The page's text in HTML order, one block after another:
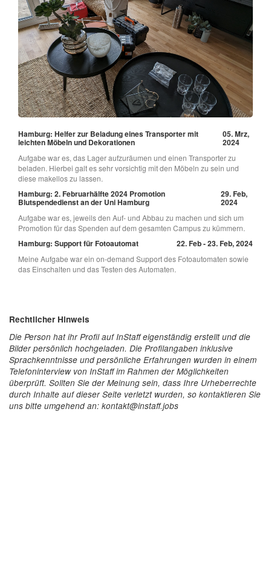
Hamburg: Helfer zur Beladung eines Transporter mit
leichten Möbeln und Dekorationen
05. Mrz,
2024
Aufgabe war es, das Lager aufzuräumen und einen Transporter zu
beladen. Hierbei galt es sehr vorsichtig mit den Möbeln zu sein und
diese makellos zu lassen.
Hamburg: 2. Februarhälfte 2024 Promotion
Blutspendedienst an der Uni Hamburg
29. Feb,
2024
Aufgabe war es, jeweils den Auf- und Abbau zu machen und sich um
Promotion für das Spenden auf dem gesamten Campus zu kümmern.
Hamburg: Support für Fotoautomat 22. Feb - 23. Feb, 2024
Meine Aufgabe war ein on-demand Support des Fotoautomaten sowie
das Einschalten und das Testen des Automaten.
Rechtlicher Hinweis
Die Person hat ihr Profil auf InStaff eigenständig erstellt und die
Bilder persönlich hochgeladen. Die Profilangaben inklusive
Sprachkenntnisse und persönliche Erfahrungen wurden in einem
Telefoninterview von InStaff im Rahmen der Möglichkeiten
überprüft. Sollten Sie der Meinung sein, dass Ihre Urheberrechte
durch Inhalte auf dieser Seite verletzt wurden, so kontaktieren Sie
uns bitte umgehend an: kontakt@instaff.jobs